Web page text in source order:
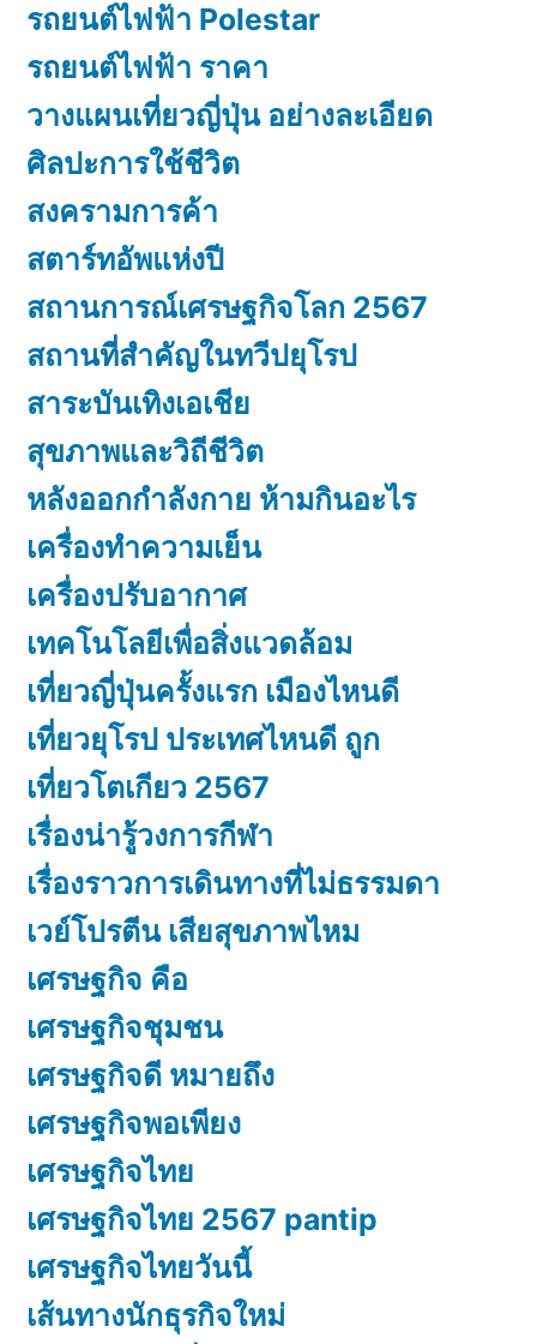
รถยนต์ไฟฟ้า Polestar
รถยนต์ไฟฟ้า ราคา
วางแผนเที่ยวญี่ปุ่น อย่างละเอียด
ศิลปะการใช้ชีวิต
สงครามการค้า
สตาร์ทอัพแห่งปี
สถานการณ์เศรษฐกิจโลก 2567
สถานที่สำคัญในทวีปยุโรป
สาระบันเทิงเอเชีย
สุขภาพและวิถีชีวิต
หลังออกกําลังกาย ห้ามกินอะไร
เครื่องทำความเย็น
เครื่องปรับอากาศ
เทคโนโลยีเพื่อสิ่งแวดล้อม
เที่ยวญี่ปุ่นครั้งแรก เมืองไหนดี
เที่ยวยุโรป ประเทศไหนดี ถูก
เที่ยวโตเกียว 2567
เรื่องน่ารู้วงการกีฬา
เรื่องราวการเดินทางที่ไม่ธรรมดา
เวย์โปรตีน เสียสุขภาพไหม
เศรษฐกิจ คือ
เศรษฐกิจชุมชน
เศรษฐกิจดี หมายถึง
เศรษฐกิจพอเพียง
เศรษฐกิจไทย
เศรษฐกิจไทย 2567 pantip
เศรษฐกิจไทยวันนี้
เส้นทางนักธุรกิจใหม่